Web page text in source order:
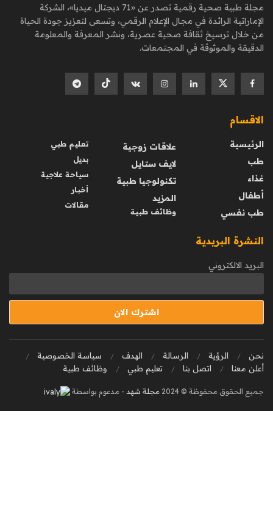
مجلة طبية صحية رقمية تصدر عن «71 ديجتال ميديا»، الشركة
الإماراتية الرائدة في مجال الإعلام الرقمي، وتسعى لتعزيز جودة الحياة
من خلال ترسيخ ثقافة صحية عصرية، ونشر المعرفة والمعلومة
الدقيقة والموثوقة في المجتمعات.
الاقسام
الرئيسية
طب
غذاء
أطفال
طب نفسي
علاقات زوجية
لايف ستايل
تكنولوجيا طبية
المزيد
وظائف طبية
تعليم طبي
بديل
سياحة علاجية
أخبار
مقالات
النشرة البريدية
البريد الالكتروني
نحن الرؤية الرسالة الهدف
سياسة الخصوصية
أعلن معنا
اتصل بنا تعليم طبي وظائف طبية
جميع الحقوق محفوظة © 2024 مجلة شهد - مدعوم بواسطة